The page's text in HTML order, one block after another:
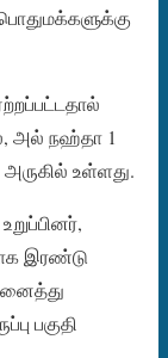
அல் நஹ்தா 1
உள்ளது.
இரண்டு
பகுதி